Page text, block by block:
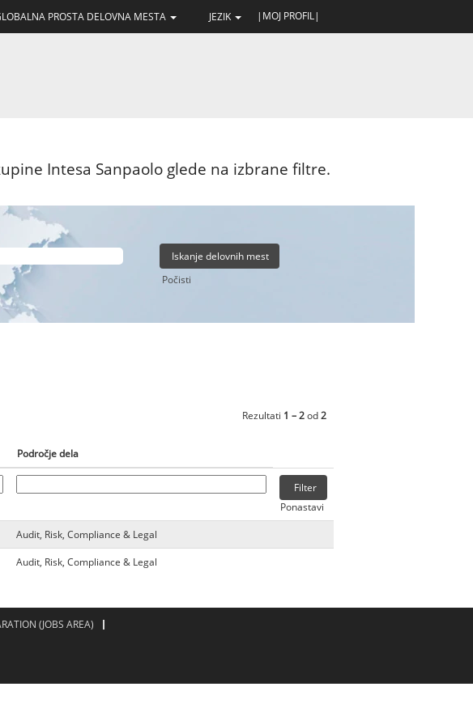
PROSTA DELOVNA MESTA JEZIK |MOJ PROFIL|
Intesa Sanpaolo glede na izbrane filtre.
Počisti
Rezultati 1 – 2od2
Področje dela
Ponastavi
Audit, Risk, Compliance & Legal
Audit, Risk, Compliance & Legal
(JOBS AREA)